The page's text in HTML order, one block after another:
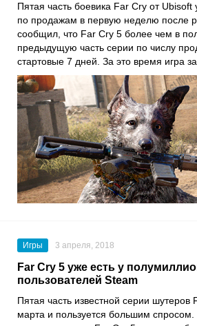
Пятая часть боевика Far Cry от Ubisoft
по продажам в первую неделю после
сообщил, что Far Cry 5 более чем в
предыдущую часть серии по числу
стартовые 7 дней. За это время игра
Игры 3 апреля, 2018
Far Cry 5 уже есть у
пользователей Steam
Пятая часть известной серии
марта и пользуется большим